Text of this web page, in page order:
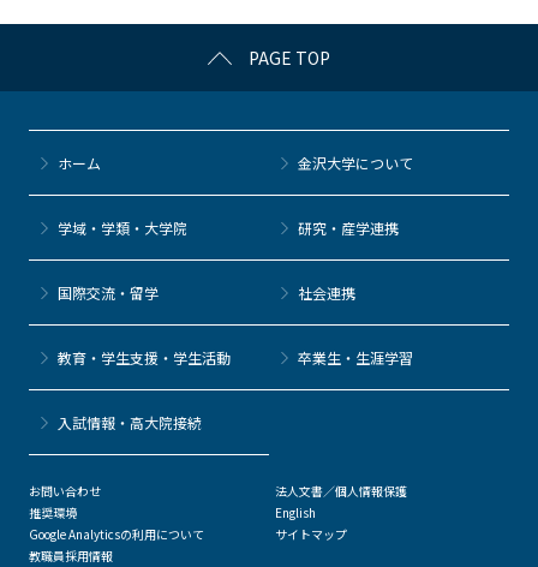
k
PAGE TOP
ホーム 金沢大学について
学域・学類・大学院 研究・産学連携
国際交流・留学 社会連携
教育・学生支援・学生活動 卒業生・生涯学習
⼊試情報・高大院接続
お問い合わせ
推奨環境
Google Analyticsの利用について
教職員採用情報
法人文書／個人情報保護
English
サイトマップ